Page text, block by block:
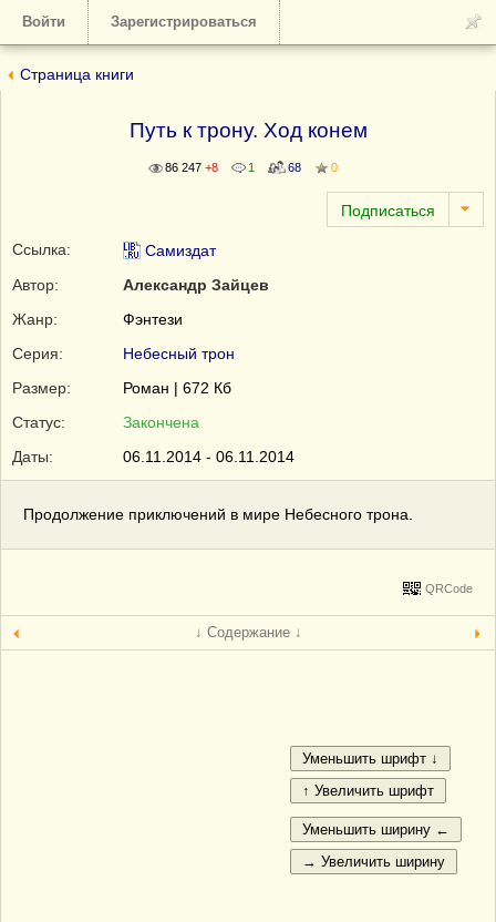
Войти Зарегистрироваться
Страница книги
Путь к трону. Ход конем
86 247 +8 1 68 0
Ссылка:
Самиздат
Автор:
Александр Зайцев
Жанр:
Фэнтези
Серия:
Небесный трон
Размер:
Роман | 672 Кб
Статус:
Закончена
Даты:
06.11.2014 - 06.11.2014
Продолжение приключений в мире Небесного трона.
QRCode
↓ Содержание ↓